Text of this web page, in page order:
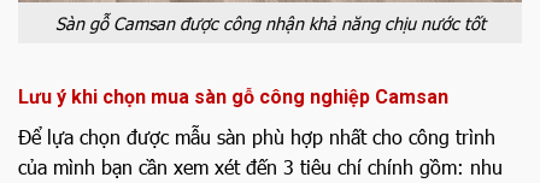
Sàn gỗ Camsan được công nhận khả năng chịu nước tốt
Lưu ý khi chọn mua sàn gỗ công nghiệp Camsan
Để lựa chọn được mẫu sàn phù hợp nhất cho công trình
của mình bạn cần xem xét đến 3 tiêu chí chính gồm: nhu